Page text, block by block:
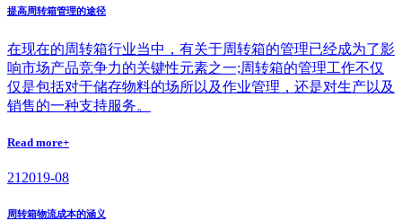
提高周转箱管理的途径
在现在的周转箱行业当中，有关于周转箱的管理已经成为了影
响市场产品竞争力的关键性元素之一;周转箱的管理工作不仅
仅是包括对于储存物料的场所以及作业管理，还是对生产以及
销售的一种支持服务。
Read more+
212019-08
周转箱物流成本的涵义